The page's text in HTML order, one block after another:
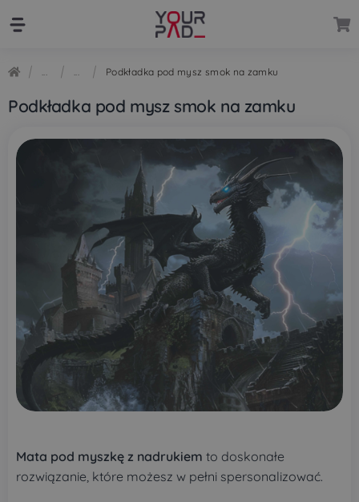
Przejdź
nawigacji
Przejdź
treści
Podkładka pod mysz smok na zamku
Podkładka pod mysz smok na zamku
Mata pod myszkę z nadrukiem to doskonałe
rozwiązanie, które możesz w pełni spersonalizować.